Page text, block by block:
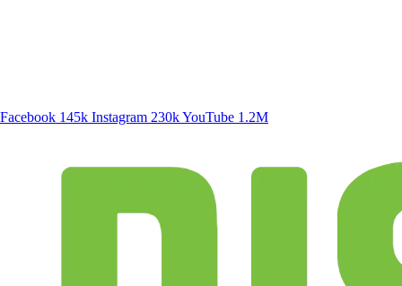
Facebook 145k Instagram 230kYouTube 1.2M